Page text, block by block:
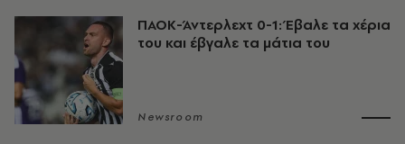
ΠΑΟΚ-Άντερλεχτ 0-1: Έβαλε τα χέρια
του και έβγαλε τα μάτια του
Newsroom